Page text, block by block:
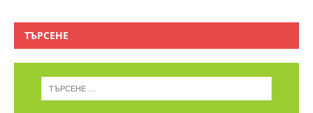
ТЪРСЕНЕ